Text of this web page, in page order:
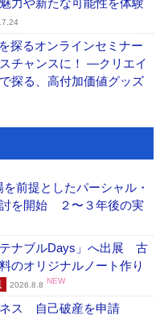
力や新たな可能性を体験
探るオンラインセミナー
チャンスに！ ―クリエイ
探る、高付加価値グッズ
前提としたパーシャル・
を開始 ２〜３年後の実
ナブルDays」へ出展 古
のオリジナルノート作り
2026.8.8 NEW
ス 自己破産を申請